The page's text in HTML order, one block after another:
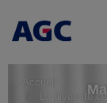
Accueil
La diversité